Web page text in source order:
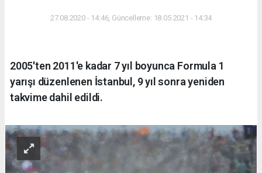
27.08.2020 - 14:46, Güncelleme: 18.05.2021 - 14:34
2005'ten 2011'e kadar 7 yıl boyunca Formula 1
yarışı düzenlenen İstanbul, 9 yıl sonra yeniden
takvime dahil edildi.